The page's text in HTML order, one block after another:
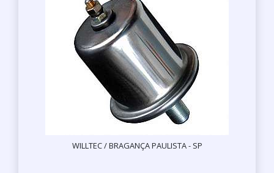
WILLTEC / BRAGANÇA PAULISTA - SP